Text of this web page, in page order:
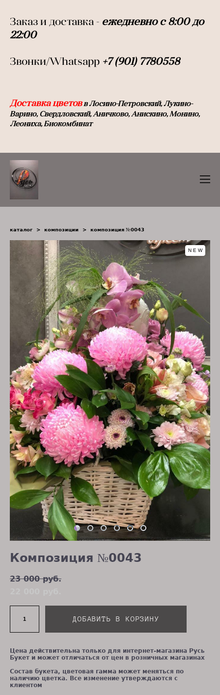
Заказ и доставка - ежедневно с 8:00 до
22:00
Звонки/Whatsapp +7 (901) 7780558
Доставка цветовв Лосино-Петровский, Лукино-
Варино, Свердловский, Аничково, Анискино, Монино,
Леониха, Биокомбинат
каталог > композиции > композиция №0043
NEW
Композиция №0043
23 000 pуб.
ДОБАВИТЬ В КОРЗИНУ
Цена действительна только для интернет-магазина Русь
Букет и может отличаться от цен в розничных магазинах
Состав букета, цветовая гамма может меняться по
наличию цветка. Все изменение утверждаются с
клиентом